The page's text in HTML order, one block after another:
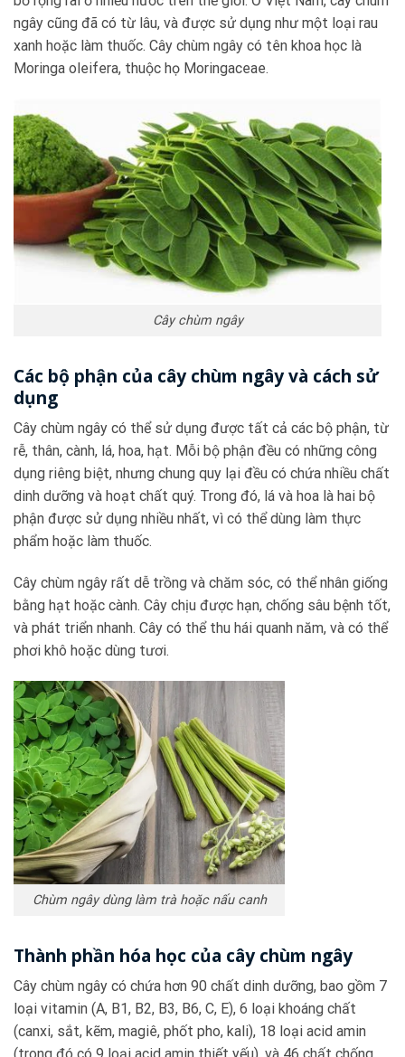
ngây cũng đã có từ lâu, và được sử dụng như một loại rau
xanh hoặc làm thuốc. Cây chùm ngây có tên khoa học là
Moringa oleifera, thuộc họ Moringaceae.
Cây chùm ngây
Các bộ phận của cây chùm ngây và cách sử
dụng
Cây chùm ngây có thể sử dụng được tất cả các bộ phận, từ
rễ, thân, cành, lá, hoa, hạt. Mỗi bộ phận đều có những công
dụng riêng biệt, nhưng chung quy lại đều có chứa nhiều chất
dinh dưỡng và hoạt chất quý. Trong đó, lá và hoa là hai bộ
phận được sử dụng nhiều nhất, vì có thể dùng làm thực
phẩm hoặc làm thuốc.
Cây chùm ngây rất dễ trồng và chăm sóc, có thể nhân giống
bằng hạt hoặc cành. Cây chịu được hạn, chống sâu bệnh tốt,
và phát triển nhanh. Cây có thể thu hái quanh năm, và có thể
phơi khô hoặc dùng tươi.
Chùm ngây dùng làm trà hoặc nấu canh
Thành phần hóa học của cây chùm ngây
Cây chùm ngây có chứa hơn 90 chất dinh dưỡng, bao gồm 7
loại vitamin (A, B1, B2, B3, B6, C, E), 6 loại khoáng chất
(canxi, sắt, kẽm, magiê, phốt pho, kali), 18 loại acid amin